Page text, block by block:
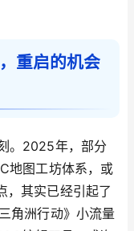
重启的机会
。2025年，部分
地图工坊体系，或
，其实已经引起了
角洲行动》小流量